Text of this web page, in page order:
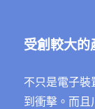
受創較大的
不只是電子裝
到衝擊。而